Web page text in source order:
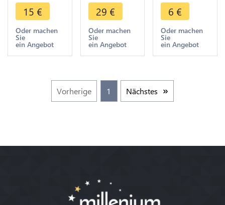
Emanuel III
1909 R
Roma ->
Make Offer
15 €
Oder machen
Sie
ein Angebot
Carlo Felice
1826 P
Turin ->
Make Offer
29 €
Oder machen
Sie
ein Angebot
Centesimo
Carlo Felice
1826 P
Turin ->
Make Offer
6 €
Oder machen
Sie
ein Angebot
Vorherige 1 Nächstes